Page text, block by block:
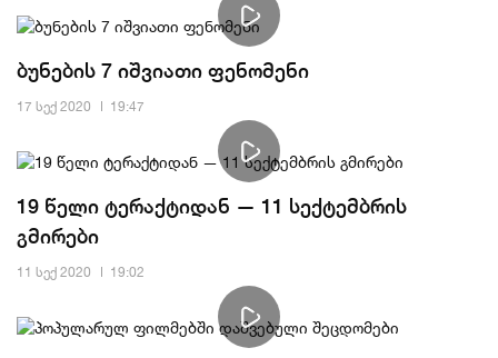
ბუნების 7 იშვიათი ფენომენი
17 სექ 2020 19:47
19 წელი ტერაქტიდან — 11 სექტემბრის
გმირები
11 სექ 2020 19:02